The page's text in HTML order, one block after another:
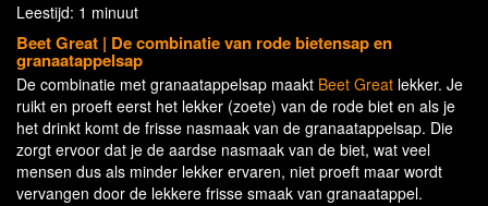
Leestijd: 1 minuut
Beet Great | De combinatie van rode bietensap en
granaatappelsap
De combinatie met granaatappelsap maakt Beet Great lekker. Je
ruikt en proeft eerst het lekker (zoete) van de rode biet en als je
het drinkt komt de frisse nasmaak van de granaatappelsap. Die
zorgt ervoor dat je de aardse nasmaak van de biet, wat veel
mensen dus als minder lekker ervaren, niet proeft maar wordt
vervangen door de lekkere frisse smaak van granaatappel.